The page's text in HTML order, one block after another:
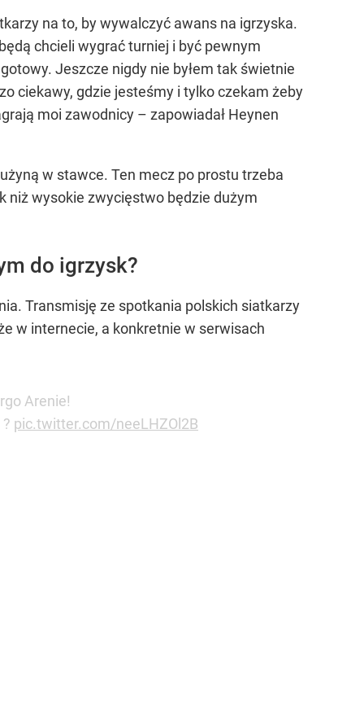
na to, by wywalczyć awans na igrzyska.
chcieli wygrać turniej i być pewnym
Jeszcze nigdy nie byłem tak świetnie
ciekawy, gdzie jesteśmy i tylko czekam żeby
moi zawodnicy – zapowiadał Heynen
w stawce. Ten mecz po prostu trzeba
niż wysokie zwycięstwo będzie dużym
do igrzysk?
Transmisję ze spotkania polskich siatkarzy
w internecie, a konkretnie w serwisach
Arenie!
pic.twitter.com/neeLHZOl2B